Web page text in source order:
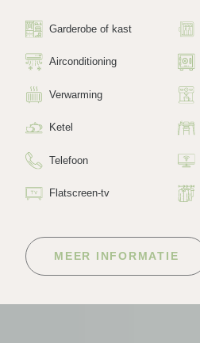
Garderobe of kast
Airconditioning
Verwarming
Ketel
Telefoon
Flatscreen-tv
MEER INFORMATIE